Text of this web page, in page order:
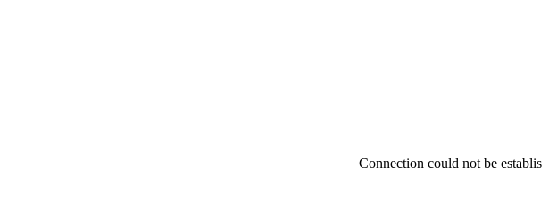
Connection could not be established.